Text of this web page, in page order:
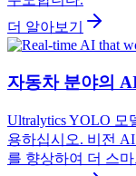
더 알아보기
자동차 분야의
Ultralytics YOLO 모
용하십시오. 비전
를 향상하여 더 스